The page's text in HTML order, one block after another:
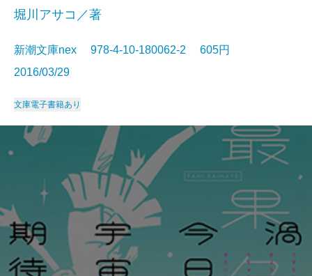
堀川アサコ／著
新潮文庫nex 978-4-10-180062-2 605円
2016/03/29
文庫電子書籍あり